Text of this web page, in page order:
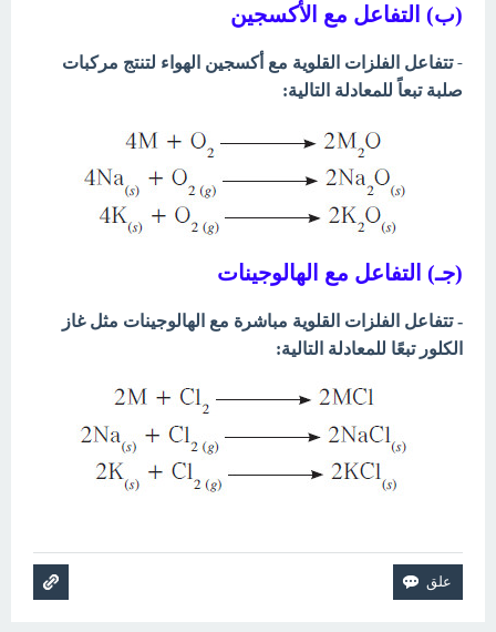
(ب) التفاعل مع الأكسجين
-تتفاعل الفلزات القلوية مع أكسجين الهواء لتنتج مركبات
صلبة تبعاً للمعادلة التالية:
(جـ) التفاعل مع الهالوجينات
- تتفاعل الفلزات القلوية مباشرة مع الهالوجينات مثل غاز
الكلور تبعًا للمعادلة التالية: